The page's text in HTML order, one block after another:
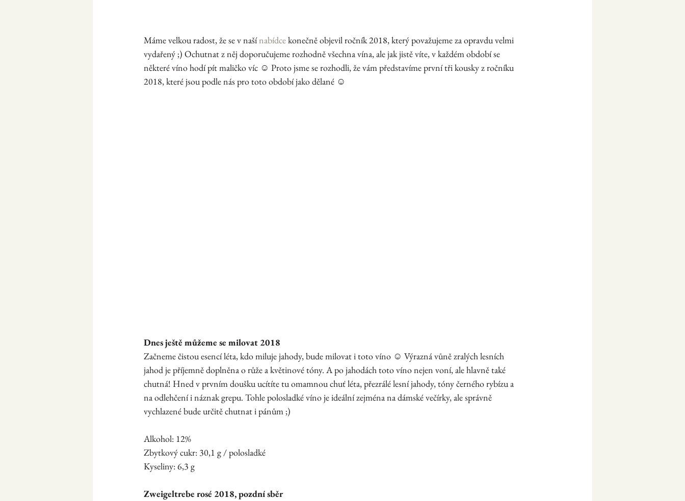
Máme velkou radost, že se v naší nabídce konečně objevil ročník 2018, který považujeme za opravdu velmi
vydařený ;) Ochutnat z něj doporučujeme rozhodně všechna vína, ale jak jistě víte, v každém období se
některé víno hodí pít maličko víc ☺ Proto jsme se rozhodli, že vám představíme první tři kousky z ročníku
2018, které jsou podle nás pro toto období jako dělané ☺
Dnes ještě můžeme se milovat 2018
Začneme čistou esencí léta, kdo miluje jahody, bude milovat i toto víno ☺ Výrazná vůně zralých lesních
jahod je příjemně doplněna o růže a květinové tóny. A po jahodách toto víno nejen voní, ale hlavně také
chutná! Hned v prvním doušku ucítíte tu omamnou chuť léta, přezrálé lesní jahody, tóny černého rybízu a
na odlehčení i náznak grepu. Tohle polosladké víno je ideální zejména na dámské večírky, ale správně
vychlazené bude určitě chutnat i pánům ;)
Alkohol: 12%
Zbytkový cukr: 30,1 g / polosladké
Kyseliny: 6,3 g
Zweigeltrebe rosé 2018, pozdní sběr